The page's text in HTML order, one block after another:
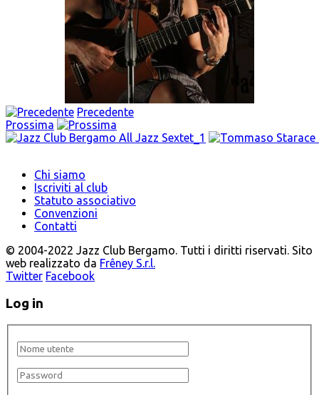
Precedente
Prossima
Chi siamo
Iscriviti al club
Statuto associativo
Convenzioni
Contatti
© 2004-2022 Jazz Club Bergamo. Tutti i diritti riservati. Sito
web realizzato da Frêney S.r.l.
Twitter Facebook
Log in